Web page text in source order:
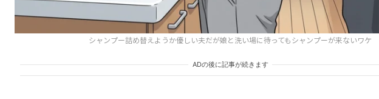
シャンプー詰め替えようか優しい夫だが娘と洗い場に待ってもシャンプーが来ないワケ
ADの後に記事が続きます